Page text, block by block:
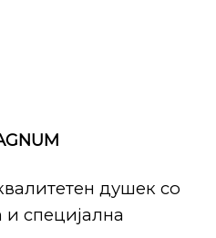
душек со
специјална